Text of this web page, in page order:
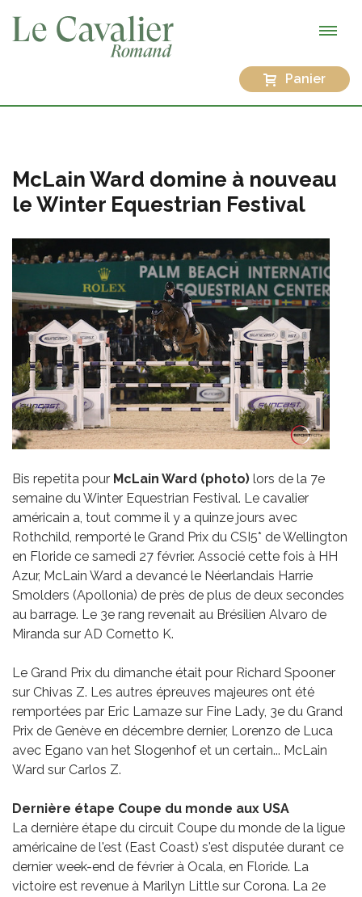
Panier
McLain Ward domine à nouveau
le Winter Equestrian Festival
Bis repetita pour McLain Ward (photo) lors de la 7e
semaine du Winter Equestrian Festival. Le cavalier
américain a, tout comme il y a quinze jours avec
Rothchild, remporté le Grand Prix du CSI5* de Wellington
en Floride ce samedi 27 février. Associé cette fois à HH
Azur, McLain Ward a devancé le Néerlandais Harrie
Smolders (Apollonia) de près de plus de deux secondes
au barrage. Le 3e rang revenait au Brésilien Alvaro de
Miranda sur AD Cornetto K.
Le Grand Prix du dimanche était pour Richard Spooner
sur Chivas Z. Les autres épreuves majeures ont été
remportées par Eric Lamaze sur Fine Lady, 3e du Grand
Prix de Genève en décembre dernier, Lorenzo de Luca
avec Egano van het Slogenhof et un certain... McLain
Ward sur Carlos Z.
Dernière étape Coupe du monde aux USA
La dernière étape du circuit Coupe du monde de la ligue
américaine de l'est (East Coast) s'est disputée durant ce
dernier week-end de février à Ocala, en Floride. La
victoire est revenue à Marilyn Little sur Corona. La 2e